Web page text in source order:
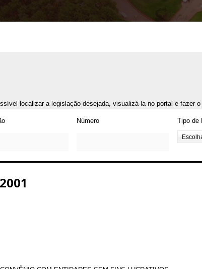
localizar a legislação desejada, visualizá-la no portal e fazer
Número Tipo de